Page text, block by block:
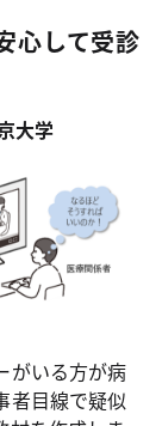
心して受診
大学
がいる方が病
者目線で疑似